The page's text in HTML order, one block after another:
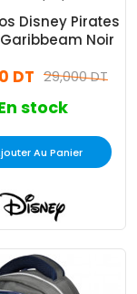
Disney Pirates
Noir
29,000 DT
DT
stock
Au Panier